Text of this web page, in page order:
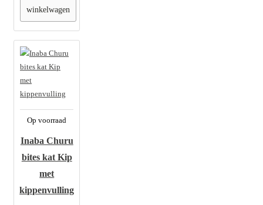
winkelwagen
Op voorraad
Inaba Churu
bites kat Kip
met
kippenvulling